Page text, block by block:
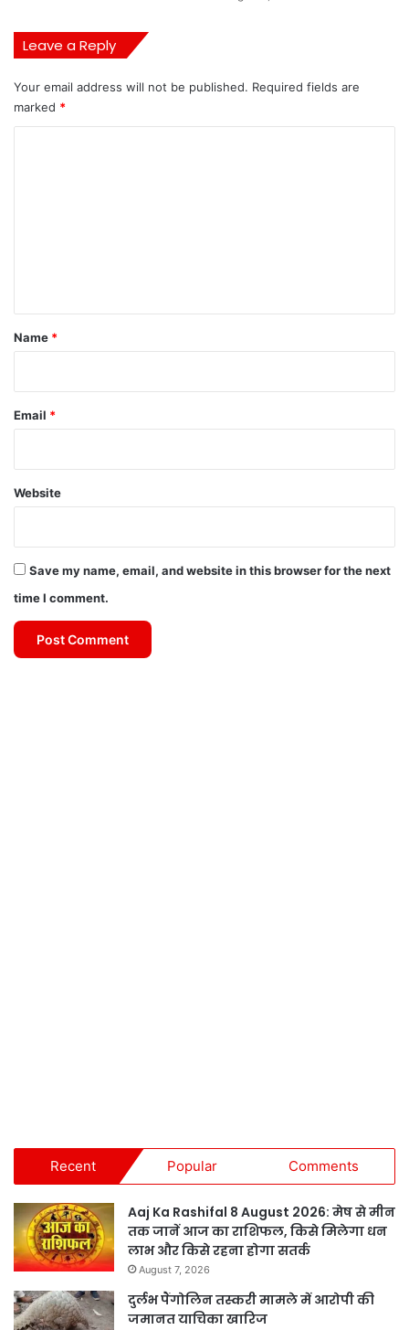
Leave a Reply
Your email address will not be published. Required fields are
marked *
*
Name *
Email *
Website
Save my name, email, and website in this browser for the next
time I comment.
Recent Popular Comments
Aaj Ka Rashifal 8 August 2026: मेष से मीन
तक जानें आज का राशिफल, किसे मिलेगा धन
लाभ और किसे रहना होगा सतर्क
August 7, 2026
दुर्लभ पैंगोलिन तस्करी मामले में आरोपी की
जमानत याचिका खारिज